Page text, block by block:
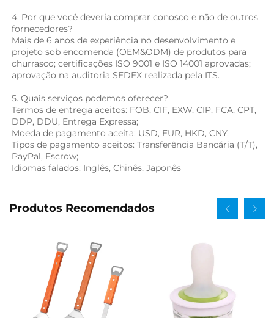
4. Por que você deveria comprar conosco e não de outros
fornecedores?
Mais de 6 anos de experiência no desenvolvimento e
projeto sob encomenda (OEM&ODM) de produtos para
churrasco; certificações ISO 9001 e ISO 14001 aprovadas;
aprovação na auditoria SEDEX realizada pela ITS.
5. Quais serviços podemos oferecer?
Termos de entrega aceitos: FOB, CIF, EXW, CIP, FCA, CPT,
DDP, DDU, Entrega Expressa;
Moeda de pagamento aceita: USD, EUR, HKD, CNY;
Tipos de pagamento aceitos: Transferência Bancária (T/T),
PayPal, Escrow;
Idiomas falados: Inglês, Chinês, Japonês
Produtos Recomendados